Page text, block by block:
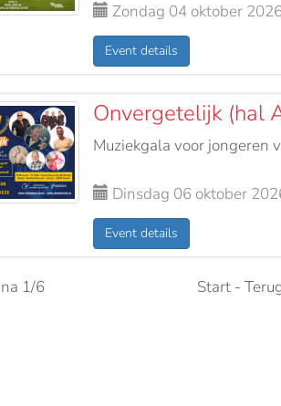
Zondag 04 oktober
Event details
Onvergetelijk (hal
Muziekgala voor jongeren
Dinsdag 06 oktober
Event details
1/6 Start -